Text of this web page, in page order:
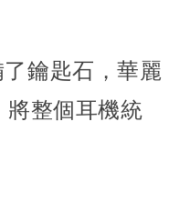
鑰匙石，華麗
整個耳機統